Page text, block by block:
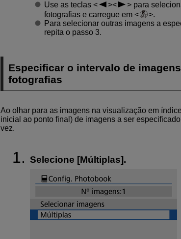
Use as teclas
para
fotografias e carregue em
.
Para selecionar outras imagens a
repita o passo 3.
Especificar o intervalo de
fotografias
Ao olhar para as imagens na visualização em
inicial ao ponto final) de imagens a ser
vez.
Selecione [Múltiplas].